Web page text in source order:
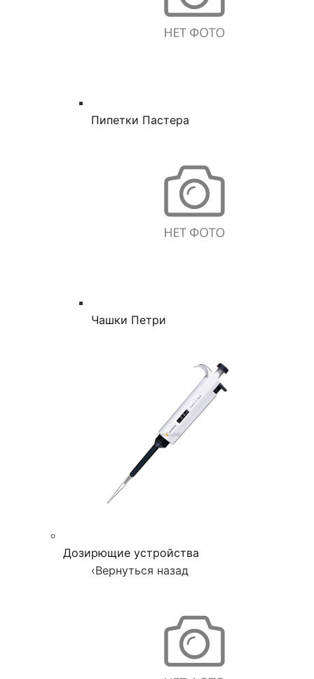
Пипетки Пастера
Чашки Петри
Дозирющие устройства
‹Вернуться назад